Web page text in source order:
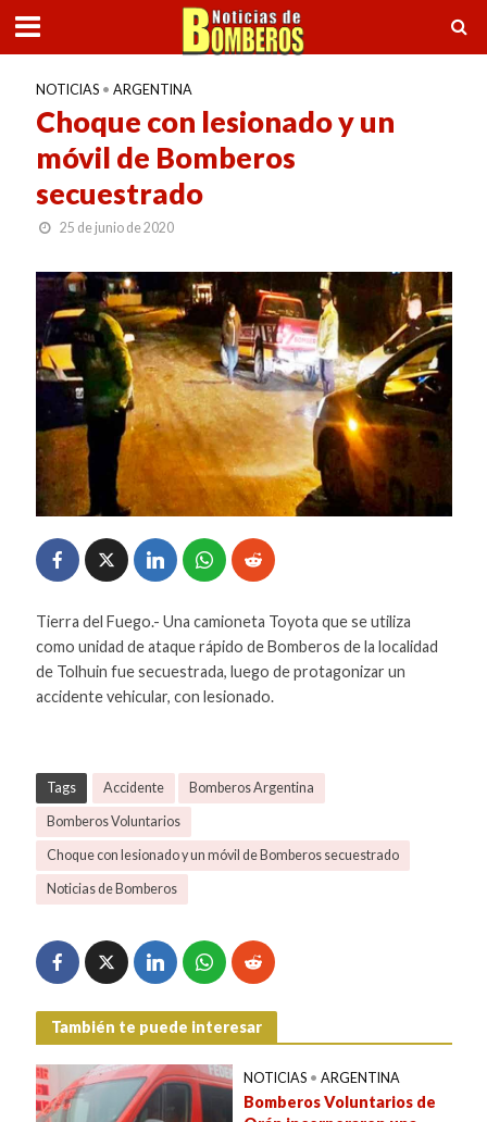
NOTICIAS • ARGENTINA
Choque con lesionado y un
móvil de Bomberos
secuestrado
25 de junio de 2020
Tierra del Fuego.- Una camioneta Toyota que se utiliza
como unidad de ataque rápido de Bomberos de la localidad
de Tolhuin fue secuestrada, luego de protagonizar un
accidente vehicular, con lesionado.
Tags Accidente Bomberos Argentina
Bomberos Voluntarios
Choque con lesionado y un móvil de Bomberos secuestrado
Noticias de Bomberos
También te puede interesar
NOTICIAS • ARGENTINA
Bomberos Voluntarios de